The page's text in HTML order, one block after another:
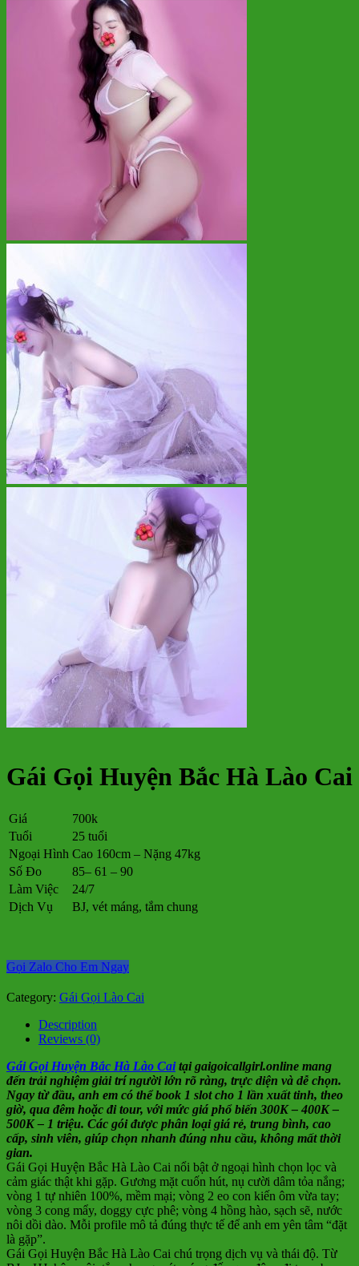
Gái Gọi Huyện Bắc Hà Lào Cai
Giá
700k
Tuổi
25 tuổi
Ngoại Hình Cao 160cm – Nặng 47kg
Số Đo
85– 61 – 90
Làm Việc
24/7
Dịch Vụ
BJ, vét máng, tắm chung
Gọi Zalo Cho Em Ngay
Category: Gái Gọi Lào Cai
Description
Reviews (0)
Gái Gọi Huyện Bắc Hà Lào Caitại gaigoicallgirl.online mang
đến trải nghiệm giải trí người lớn rõ ràng, trực diện và dễ chọn.
Ngay từ đầu, anh em có thể book 1 slot cho 1 lần xuất tinh, theo
giờ, qua đêm hoặc đi tour, với mức giá phổ biến 300K – 400K –
500K – 1 triệu. Các gói được phân loại giá rẻ, trung bình, cao
cấp, sinh viên, giúp chọn nhanh đúng nhu cầu, không mất thời
gian.
Gái Gọi Huyện Bắc Hà Lào Cai nổi bật ở ngoại hình chọn lọc và
cảm giác thật khi gặp. Gương mặt cuốn hút, nụ cười dâm tỏa nắng;
vòng 1 tự nhiên 100%, mềm mại; vòng 2 eo con kiến ôm vừa tay;
vòng 3 cong mẩy, doggy cực phê; vòng 4 hồng hào, sạch sẽ, nước
nôi dồi dào. Mỗi profile mô tả đúng thực tế để anh em yên tâm “đặt
là gặp”.
Gái Gọi Huyện Bắc Hà Lào Cai chú trọng dịch vụ và thái độ. Từ